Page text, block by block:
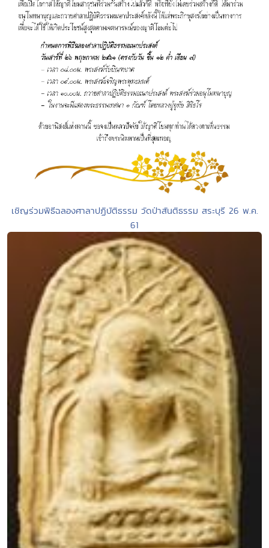
เชิญร่วมพิธีฉลองศาลาปฏิบัติธรรม วัดป่าสันติธรรม สระบุรี 26 พ.ค.
61